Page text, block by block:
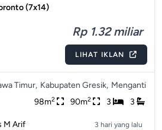
(7x14)
Rp 1.32 miliar
LIHAT IKLAN
Timur, Kabupaten Gresik, Menganti
98m2 90m2 3 3
M Arif 3 hari yang lalu